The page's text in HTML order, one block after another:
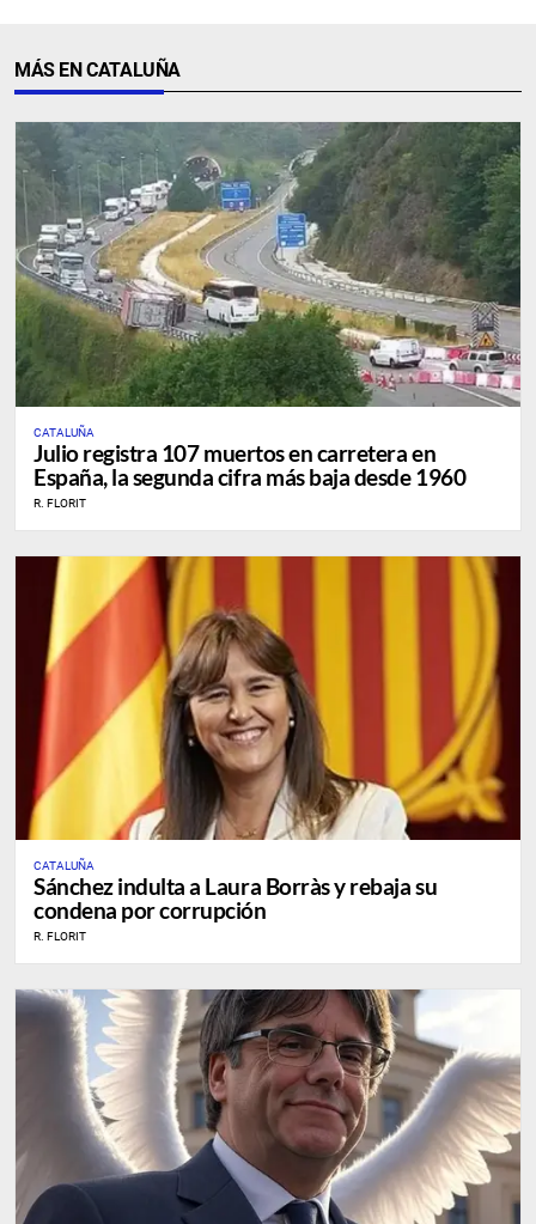
MÁS EN CATALUÑA
CATALUÑA
Julio registra 107 muertos en carretera en
España, la segunda cifra más baja desde 1960
R. FLORIT
CATALUÑA
Sánchez indulta a Laura Borràs y rebaja su
condena por corrupción
R. FLORIT